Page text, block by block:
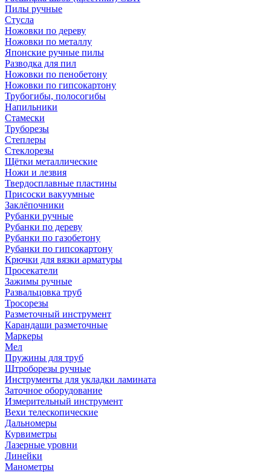
Пилы ручные
Стусла
Ножовки по дереву
Ножовки по металлу
Японские ручные пилы
Разводка для пил
Ножовки по пенобетону
Ножовки по гипсокартону
Трубогибы, полосогибы
Напильники
Стамески
Труборезы
Степлеры
Стеклорезы
Щётки металлические
Ножи и лезвия
Твердосплавные пластины
Присоски вакуумные
Заклёпочники
Рубанки ручные
Рубанки по дереву
Рубанки по газобетону
Рубанки по гипсокартону
Крючки для вязки арматуры
Просекатели
Зажимы ручные
Развальцовка труб
Тросорезы
Разметочный инструмент
Карандаши разметочные
Маркеры
Мел
Пружины для труб
Штроборезы ручные
Инструменты для укладки ламината
Заточное оборудование
Измерительный инструмент
Вехи телескопические
Дальномеры
Курвиметры
Лазерные уровни
Линейки
Манометры